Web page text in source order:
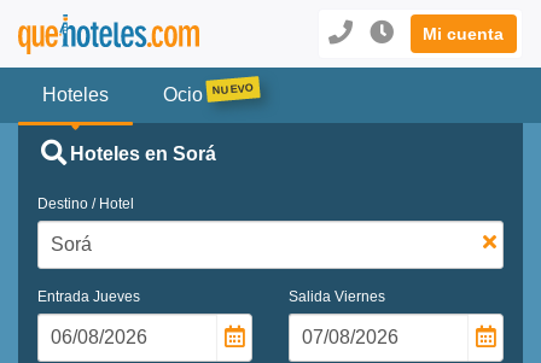
Mi cuenta
Hoteles Ocio
Hoteles en Sorá
Destino / Hotel
Entrada Jueves Salida Viernes